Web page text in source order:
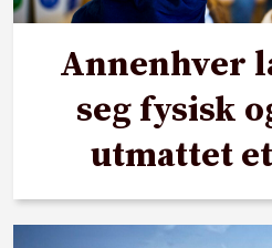
Annenhver
seg fysisk
utmattet